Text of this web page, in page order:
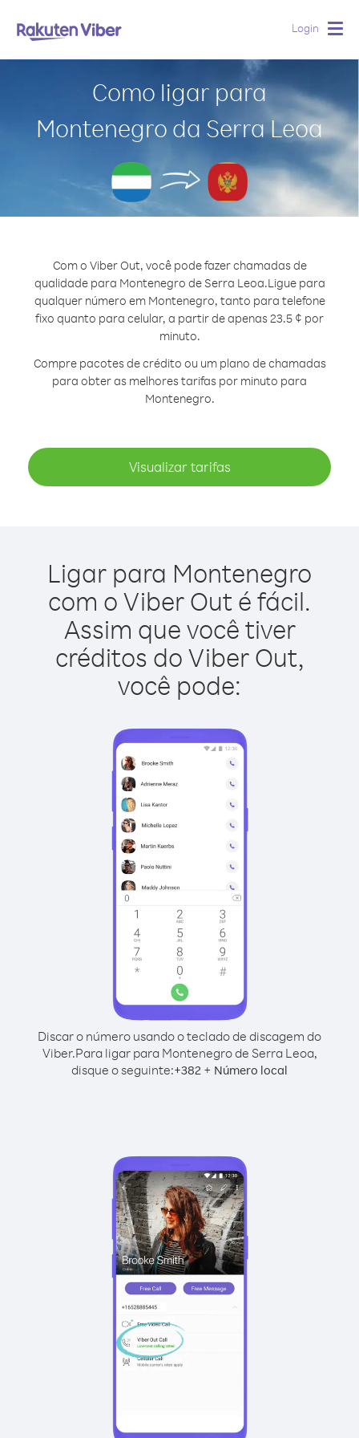
Login
Como ligar para
Montenegro da Serra Leoa
Com o Viber Out, você pode fazer chamadas de
qualidade para Montenegro de Serra Leoa.Ligue para
qualquer número em Montenegro, tanto para telefone
fixo quanto para celular, a partir de apenas 23.5 ¢ por
minuto.
Compre pacotes de crédito ou um plano de chamadas
para obter as melhores tarifas por minuto para
Montenegro.
Visualizar tarifas
Ligar para Montenegro
com o Viber Out é fácil.
Assim que você tiver
créditos do Viber Out,
você pode:
Discar o número usando o teclado de discagem do
Viber.Para ligar para Montenegro de Serra Leoa,
disque o seguinte:+382 + Número local